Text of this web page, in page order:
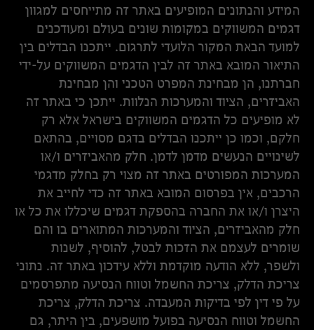
המידע והנתונים המופיעים באתר זה מתייחסים למגוון
דגמים המשווקים במקומות שונים בעולם ומעודכנים
למועד הבאת המקור הלועדי לתרגום. ייתכנו הבדלים בין
התיאור המובא באתר זה לבין הדגמים המשווקים על-ידי
חברתנו, הן מבחינת המפרט הטכני והן מבחינת
האביזרים, הציוד והמערכות הנלוות. ייתכן כי באתר זה
לא מופיעים כל הדגמים המשווקים בישראל אלא רק
חלקם, וכמו כן ייתכנו הבדלים בדגם מסויים, בהתאם
לשינויים הנעשים מדמן לדמן. חלק מהאביזרים ו/או
המערכות המפורטים באתר זה מצוי רק בחלק מדגמי
הרכבים, אין בפרסום המובא באתר זה כדי לחייב את
היצרן ו/או את החברה בהספקת דגמים שיכללו את כל או
חלק מהאביזרים, הציוד והמערכות המתוארים בו והם
שומרים לעצמם את הזכות לבטל, להוסיף, לשנות
ולשפר, ללא הודעה מוקדמת וללא עידכון באתר זה. נתוני
צריכת הדלק, צריכת החשמל וטווח הנסיעה מתפרסמים
על פי דין לפי בדיקות המעבדה. צריכת הדלק, צריכת
החשמל וטווח הנסיעה בפועל מושפעים, בין היתר, גם